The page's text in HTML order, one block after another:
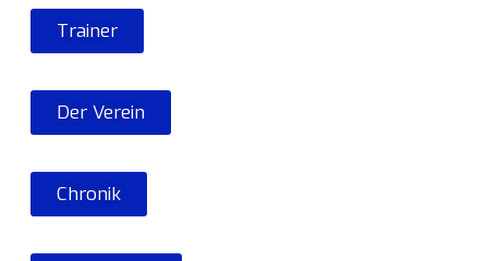
Trainer
Der Verein
Chronik